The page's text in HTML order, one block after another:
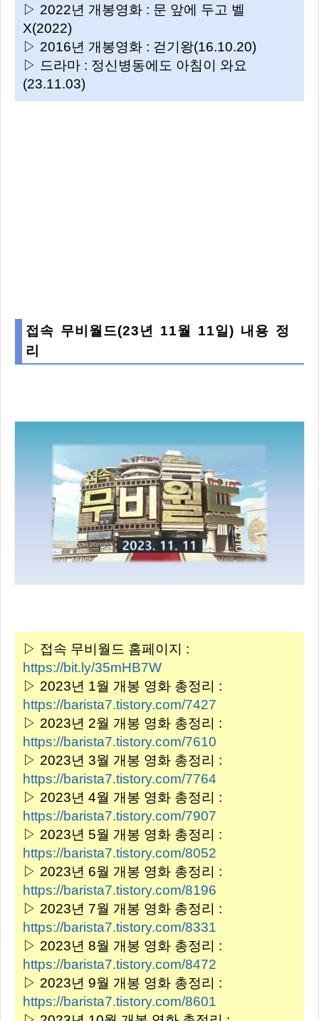
▷ 2022년 개봉영화 : 문 앞에 두고 벨
X(2022)
▷ 2016년 개봉영화 : 걷기왕(16.10.20)
▷ 드라마 : 정신병동에도 아침이 와요
(23.11.03)
접속 무비월드(23년 11월 11일) 내용 정
리
▷ 접속 무비월드 홈페이지 :
https://bit.ly/35mHB7W
▷ 2023년 1월 개봉 영화 총정리 :
https://barista7.tistory.com/7427
▷ 2023년 2월 개봉 영화 총정리 :
https://barista7.tistory.com/7610
▷ 2023년 3월 개봉 영화 총정리 :
https://barista7.tistory.com/7764
▷ 2023년 4월 개봉 영화 총정리 :
https://barista7.tistory.com/7907
▷ 2023년 5월 개봉 영화 총정리 :
https://barista7.tistory.com/8052
▷ 2023년 6월 개봉 영화 총정리 :
https://barista7.tistory.com/8196
▷ 2023년 7월 개봉 영화 총정리 :
https://barista7.tistory.com/8331
▷ 2023년 8월 개봉 영화 총정리 :
https://barista7.tistory.com/8472
▷ 2023년 9월 개봉 영화 총정리 :
https://barista7.tistory.com/8601